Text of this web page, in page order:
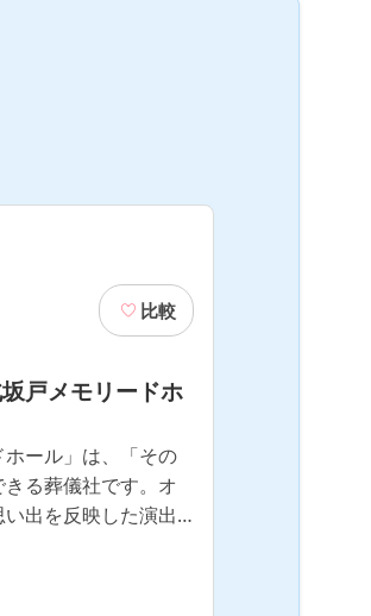
比較
戸メモリードホ
ール」は、「その
る葬儀社です。オ
出を反映した演出
間をご提案いたし